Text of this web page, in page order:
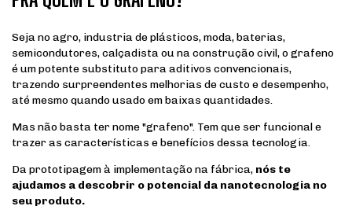
Seja no agro, industria de plásticos, moda, baterias,
semicondutores, calçadista ou na construção civil, o grafeno
é um potente substituto para aditivos convencionais,
trazendo surpreendentes melhorias de custo e desempenho,
até mesmo quando usado em baixas quantidades.
Mas não basta ter nome "grafeno". Tem que ser funcional e
trazer as características e benefícios dessa tecnologia.
Da prototipagem à implementação na fábrica, nós te
ajudamos a descobrir o potencial da nanotecnologia no
seu produto.